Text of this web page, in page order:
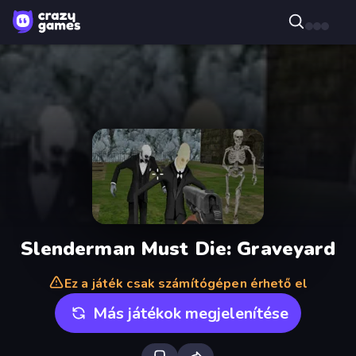
Slenderman Must Die: Graveyard
Ez a játék csak számítógépen érhető el
Más játékok megjelenítése